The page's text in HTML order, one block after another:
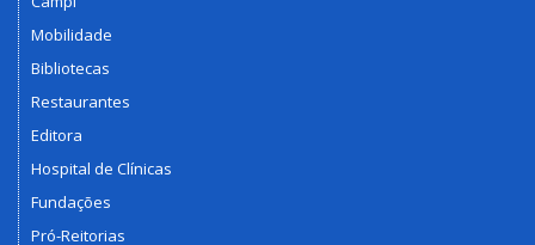
Mobilidade
Bibliotecas
Restaurantes
Editora
Hospital de Clínicas
Fundações
Pró-Reitorias